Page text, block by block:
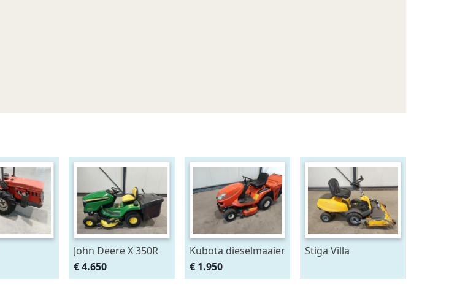
John Deere X 350R
zitmaaier
€ 4.650
Kubota dieselmaaier
€ 1.950
Stiga Villa